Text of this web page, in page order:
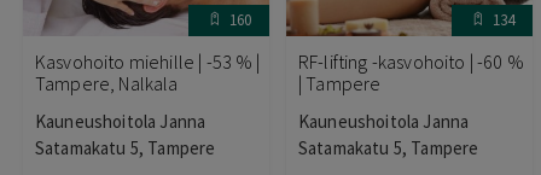
160
Kasvohoito miehille | -53 % |
Tampere, Nalkala
Kauneushoitola Janna
Satamakatu 5, Tampere
134
RF-lifting -kasvohoito | -60 %
| Tampere
Kauneushoitola Janna
Satamakatu 5, Tampere